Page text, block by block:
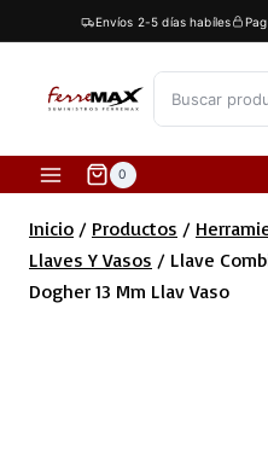
al
contenido
Envíos 2-5 días habíles
0
Inicio / Productos /
Llaves Y Vasos / Llave
Dogher 13 Mm Llav Vaso